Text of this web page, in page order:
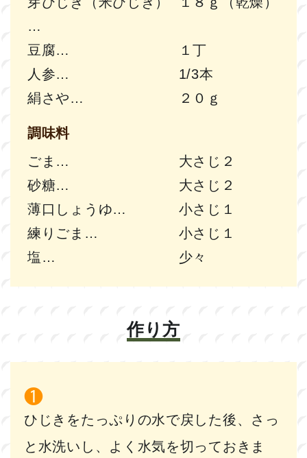
豆腐
１丁
人参
1/3本
絹さや
２０ｇ
調味料
ごま
大さじ２
砂糖
大さじ２
薄口しょうゆ
小さじ１
練りごま
小さじ１
塩
少々
作り方
ひじきをたっぷりの水で戻した後、さっ
と水洗いし、よく水気を切っておきま